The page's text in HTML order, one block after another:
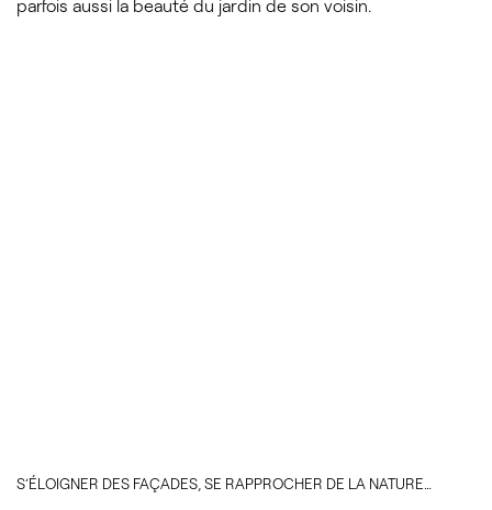
parfois aussi la beauté du jardin de son voisin.
S’ÉLOIGNER DES FAÇADES, SE RAPPROCHER DE LA NATURE…